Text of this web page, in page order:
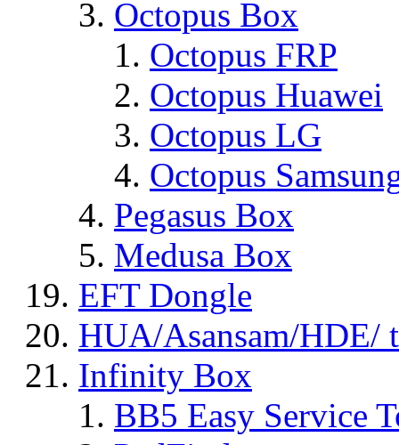
Octopus Box
Octopus FRP
Octopus Huawei
Octopus LG
Octopus
Pegasus Box
Medusa Box
EFT Dongle
HUA/Asansam/HDE/
Infinity Box
BB5 Easy Service